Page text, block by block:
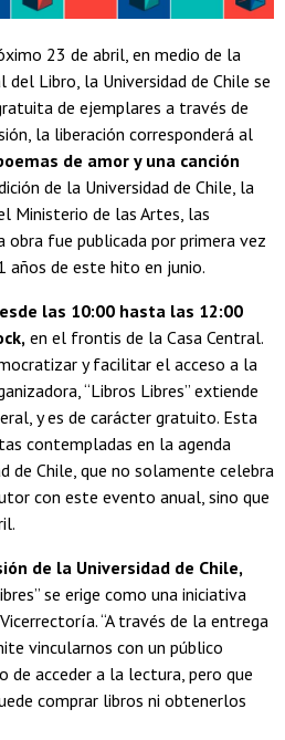
23 de abril, en medio de la
Libro, la Universidad de Chile se
de ejemplares a través de
la liberación corresponderá al
de amor y una canción
de la Universidad de Chile, la
Ministerio de las Artes, las
obra fue publicada por primera vez
años de este hito en junio.
las 10:00 hasta las 12:00
en el frontis de la Casa Central.
y facilitar el acceso a la
“Libros Libres” extiende
y es de carácter gratuito. Esta
contempladas en la agenda
de Chile, que no solamente celebra
con este evento anual, sino que
de la Universidad de Chile,
se erige como una iniciativa
“A través de la entrega
vincularnos con un público
de acceder a la lectura, pero que
comprar libros ni obtenerlos